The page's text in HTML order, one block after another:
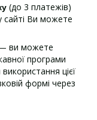
(до 3 платежів)
Ви можете
ви можете
програми
цієї
формі через